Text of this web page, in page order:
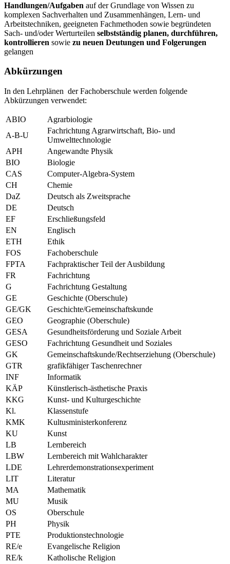
Handlungen/Aufgaben auf der Grundlage von Wissen zu
komplexen Sachverhalten und Zusammenhängen, Lern- und
Arbeitstechniken, geeigneten Fachmethoden sowie begründeten
Sach- und/oder Werturteilen selbstständig planen, durchführen,
kontrollieren sowie zu neuen Deutungen und Folgerungen
gelangen
Abkürzungen
In den Lehrplänen der Fachoberschule werden folgende
Abkürzungen verwendet:
ABIO
Agrarbiologie
A-B-U
Fachrichtung Agrarwirtschaft, Bio- und
Umwelttechnologie
APH
Angewandte Physik
BIO
Biologie
CAS
Computer-Algebra-System
CH
Chemie
DaZ
Deutsch als Zweitsprache
DE
Deutsch
EF
Erschließungsfeld
EN
Englisch
ETH
Ethik
FOS
Fachoberschule
FPTA
Fachpraktischer Teil der Ausbildung
FR
Fachrichtung
G
Fachrichtung Gestaltung
GE
Geschichte (Oberschule)
GE/GK
Geschichte/Gemeinschaftskunde
GEO
Geographie (Oberschule)
GESA
Gesundheitsförderung und Soziale Arbeit
GESO
Fachrichtung Gesundheit und Soziales
GK
Gemeinschaftskunde/Rechtserziehung (Oberschule)
GTR
grafikfähiger Taschenrechner
INF
Informatik
KÄP
Künstlerisch-ästhetische Praxis
KKG
Kunst- und Kulturgeschichte
Kl.
Klassenstufe
KMK
Kultusministerkonferenz
KU
Kunst
LB
Lernbereich
LBW
Lernbereich mit Wahlcharakter
LDE
Lehrerdemonstrationsexperiment
LIT
Literatur
MA
Mathematik
MU
Musik
OS
Oberschule
PH
Physik
PTE
Produktionstechnologie
RE/e
Evangelische Religion
RE/k
Katholische Religion